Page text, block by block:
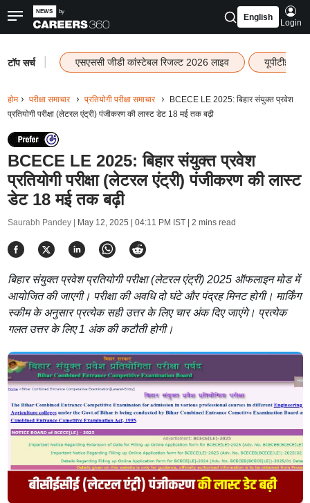
English
Login
टॉप सर्च एसएससी जीडी कांस्टेबल रिजल्ट 2026 लाइव यूपीटीईटी
होम परीक्षा समाचार प्रतियोगी परीक्षा समाचार
BCECE LE 2025: बिहार संयुक्त प्रवेश
प्रतियोगी परीक्षा (लेटरल एंट्री) पंजीकरण की लास्ट डेट 18 मई तक बढ़ी
BCECE LE 2025: बिहार संयुक्त प्रवेश
प्रतियोगी परीक्षा (लेटरल एंट्री) पंजीकरण की लास्ट
डेट 18 मई तक बढ़ी
Saurabh Pandey | May 12, 2025 | 04:11 PM IST| 2 mins read
बिहार संयुक्त प्रवेश प्रतियोगी परीक्षा (लेटरल एंट्री) 2025 ऑफलाइन मोड में
आयोजित की जाएगी। परीक्षा की अवधि दो घंटे और पंद्रह मिनट होगी। मार्किंग
स्कीम के अनुसार प्रत्येक सही उत्तर के लिए चार अंक दिए जाएंगे। प्रत्येक
गलत उत्तर के लिए 1 अंक की कटौती होगी।